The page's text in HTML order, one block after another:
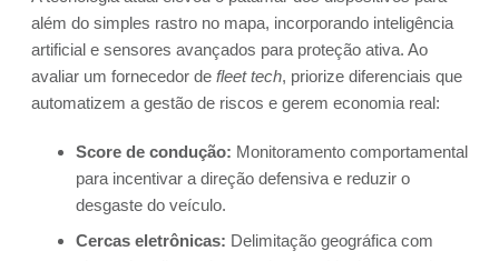
além do simples rastro no mapa, incorporando inteligência
artificial e sensores avançados para proteção ativa. Ao
avaliar um fornecedor de fleet tech, priorize diferenciais que
automatizem a gestão de riscos e gerem economia real:
Score de condução: Monitoramento comportamental
para incentivar a direção defensiva e reduzir o
desgaste do veículo.
Cercas eletrônicas: Delimitação geográfica com